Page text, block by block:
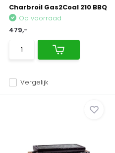
Charbroil Gas2Coal 210 BBQ
Vergelijk
Op voorraad
479,-